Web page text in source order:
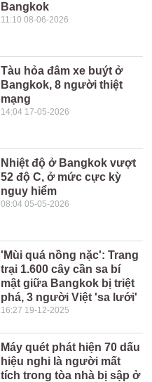
Bangkok
11:10 08-06-2026
Tàu hỏa đâm xe buýt ở
Bangkok, 8 người thiệt
mạng
14:04 17-05-2026
Nhiệt độ ở Bangkok vượt
52 độ C, ở mức cực kỳ
nguy hiểm
08:04 05-05-2026
'Mùi quá nồng nặc': Trang
trại 1.600 cây cần sa bí
mật giữa Bangkok bị triệt
phá, 3 người Việt 'sa lưới'
16:27 19-12-2025
Máy quét phát hiện 70 dấu
hiệu nghi là người mất
tích trong tòa nhà bị sập ở